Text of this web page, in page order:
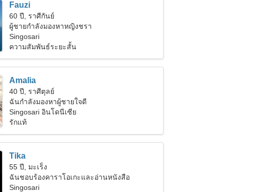
Fauzi
60 ปี, ราศีกันย์
ผู้ชายกำลังมองหาหญิงชรา
Singosari
ความสัมพันธ์ระยะสั้น
Amalia
40 ปี, ราศีตุลย์
ฉันกำลังมองหาผู้ชายใจดี
Singosari อินโดนีเซีย
รักแท้
Tika
55 ปี, มะเร็ง
ฉันชอบร้องคาราโอเกะและอ่านหนังสือ
Singosari